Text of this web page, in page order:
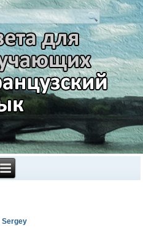
Sergey